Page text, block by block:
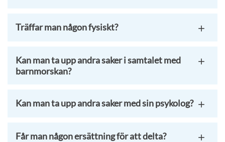
Träffar man någon fysiskt?
Kan man ta upp andra saker i samtalet med
barnmorskan?
Kan man ta upp andra saker med sin psykolog?
Får man någon ersättning för att delta?